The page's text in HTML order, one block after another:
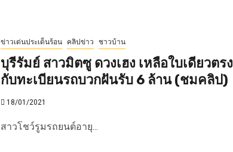
ข่าวเด่นประเด็นร้อน คลิปข่าว ชาวบ้าน
บุรีรัมย์ สาวมิตซู ดวงเฮง เหลือใบเดียวตรง
กับทะเบียนรถบวกฝันรับ 6 ล้าน (ชมคลิป)
18/01/2021
สาวโชว์รูมรถยนต์อายุ...